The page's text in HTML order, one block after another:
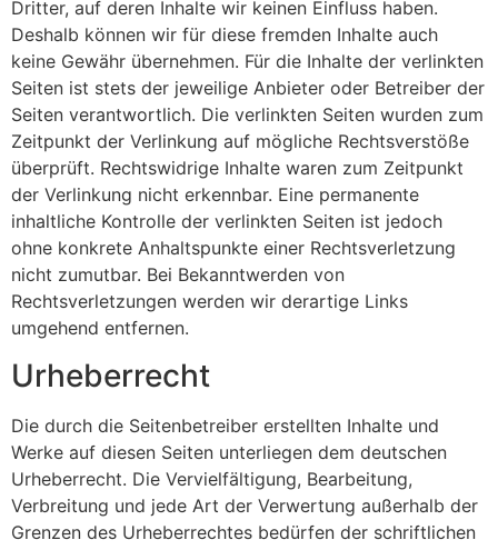
Dritter, auf deren Inhalte wir keinen Einfluss haben.
Deshalb können wir für diese fremden Inhalte auch
keine Gewähr übernehmen. Für die Inhalte der verlinkten
Seiten ist stets der jeweilige Anbieter oder Betreiber der
Seiten verantwortlich. Die verlinkten Seiten wurden zum
Zeitpunkt der Verlinkung auf mögliche Rechtsverstöße
überprüft. Rechtswidrige Inhalte waren zum Zeitpunkt
der Verlinkung nicht erkennbar. Eine permanente
inhaltliche Kontrolle der verlinkten Seiten ist jedoch
ohne konkrete Anhaltspunkte einer Rechtsverletzung
nicht zumutbar. Bei Bekanntwerden von
Rechtsverletzungen werden wir derartige Links
umgehend entfernen.
Urheberrecht
Die durch die Seitenbetreiber erstellten Inhalte und
Werke auf diesen Seiten unterliegen dem deutschen
Urheberrecht. Die Vervielfältigung, Bearbeitung,
Verbreitung und jede Art der Verwertung außerhalb der
Grenzen des Urheberrechtes bedürfen der schriftlichen